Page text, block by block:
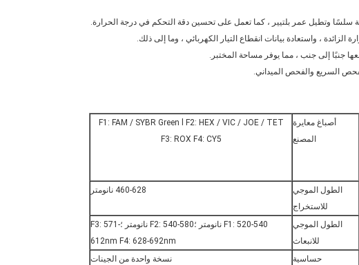
أصباغ معايرة
المصنع
F1: FAM / SYBR Green l F2: HEX / VIC / JOE / TET
F3: ROX F4: CY5
الطول الموجي
للاستخراج
460-628 نانومتر
الطول الموجي
للانبعاث
F1: 520-540 نانومتر ؛F2: 540-580 نانومتر ؛F3: 571-
612nm F4: 628-692nm
حساسية
نسخة واحدة من الجينات